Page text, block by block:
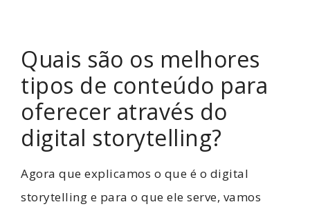
Quais são os melhores
tipos de conteúdo para
oferecer através do
digital storytelling?
Agora que explicamos o que é o digital
storytelling e para o que ele serve, vamos